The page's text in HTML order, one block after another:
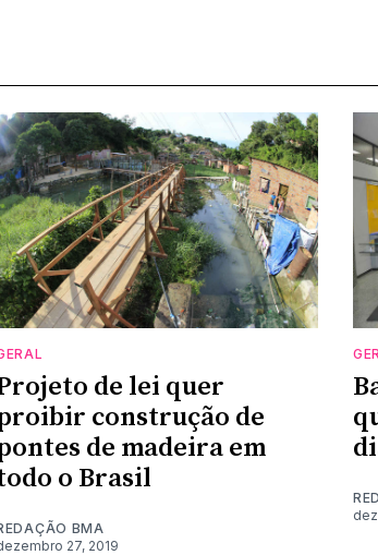
de lei quer
construção de
de madeira em
o Brasil
BMA
27, 2019